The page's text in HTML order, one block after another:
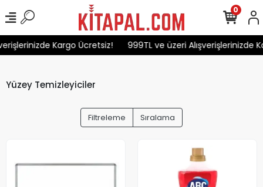
Kargo Ücretsiz! 999TL ve üzeri Alışverişlerinizde
0
Yüzey Temizleyiciler
Filtreleme Sıralama